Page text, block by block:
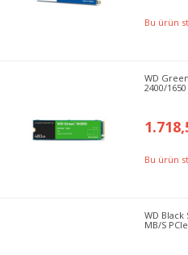
Bu ürün
WD
2400/
Bu ürün
WD Black
MB/S